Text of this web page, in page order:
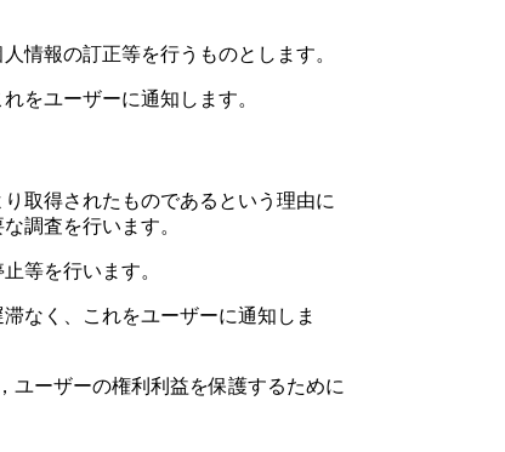
情報の訂正等を行うものとします。
をユーザーに通知します。
取得されたものであるという理由に
調査を行います。
等を行います。
なく、これをユーザーに通知しま
ユーザーの権利利益を保護するために